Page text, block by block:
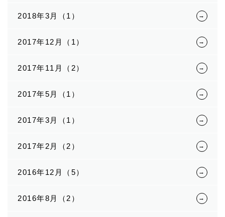
2018年3月（1）
2017年12月（1）
2017年11月（2）
2017年5月（1）
2017年3月（1）
2017年2月（2）
2016年12月（5）
2016年8月（2）